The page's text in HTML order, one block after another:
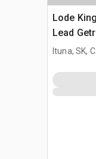
Lode
Lead
Ituna, SK,